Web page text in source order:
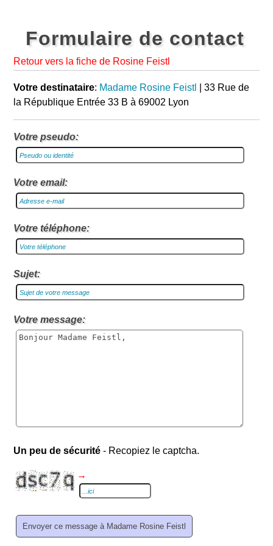
Formulaire de contact
Retour vers la fiche de Rosine Feistl
Votre destinataire: Madame Rosine Feistl
| 33 Rue de
la République Entrée 33 B à 69002 Lyon
Votre pseudo:
Votre email:
Votre téléphone:
Sujet:
Votre message:
Un peu de sécurité - Recopiez le captcha.
→